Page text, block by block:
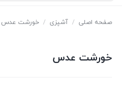
صفحه اصلی / آشپزی / خورشت عدس
خورشت عدس